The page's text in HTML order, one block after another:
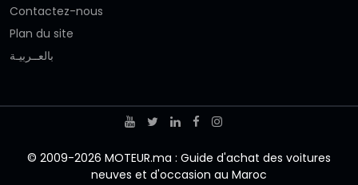
Contactez-nous
Plan du site
بالعــربيـة
© 2009-2026 MOTEUR.ma : Guide d'achat des voitures
neuves et d'occasion au Maroc